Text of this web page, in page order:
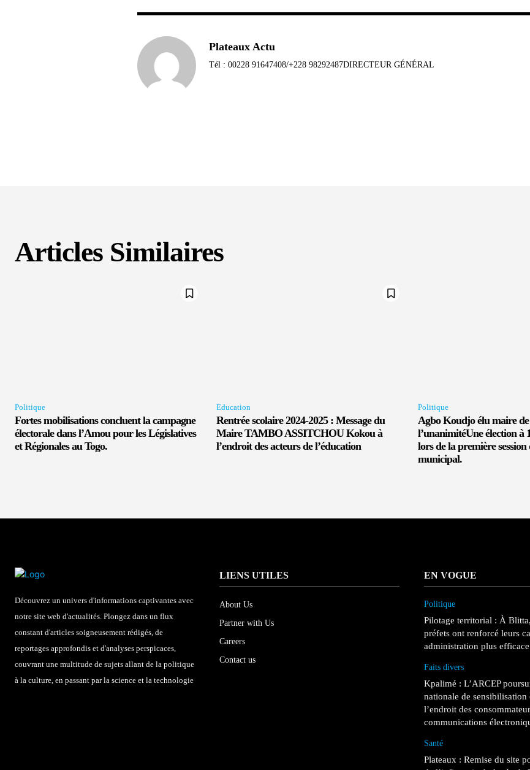
Plateaux Actu
Tél : 00228 91647408/+228 98292487DIRECTEUR GÉNÉRAL
Articles Similaires
Politique
Fortes mobilisations concluent la campagne
électorale dans l’Amou pour les Législatives
et Régionales au Togo.
Education
Rentrée scolaire 2024-2025 : Message du
Maire TAMBO ASSITCHOU Kokou à
l’endroit des acteurs de l’éducation
Politique
Agbo Koudjo élu maire
l’unanimitéUne élection à
lors de la première session
municipal.
Découvrez un univers d'informations captivantes avec
notre site web d'actualités. Plongez dans un flux
constant d'articles soigneusement rédigés, de
reportages approfondis et d'analyses perspicaces,
couvrant une multitude de sujets allant de la politique
à la culture, en passant par la science et la technologie
LIENS UTILES
About Us
Partner with Us
Careers
Contact us
EN VOGUE
Politique
Pilotage territorial : À
préfets ont renforcé leurs
administration plus efficace
Faits divers
Kpalimé : L’ARCEP
nationale de sensibilisation
l’endroit des
communications
Santé
Plateaux : Remise du site